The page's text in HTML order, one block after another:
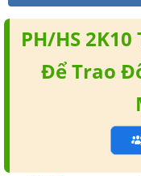
PH/HS
Để Trao